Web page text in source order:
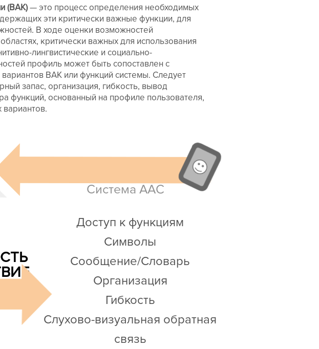
(ВАК) — это процесс определения необходимых
эти критически важные функции, для
В ходе оценки возможностей
критически важных для использования
лингвистические и социально-
профиль может быть сопоставлен с
ВАК или функций системы. Следует
запас, организация, гибкость, вывод
функций, основанный на профиле пользователя,
Система AAC
Доступ к функциям
Символы
Сообщение/Словарь
Организация
Гибкость
Слухово-визуальная обратная
связь